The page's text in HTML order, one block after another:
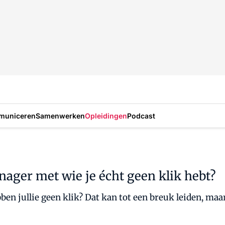
SamenwerkenOpleidingenPodcast
met wie je écht geen klik hebt?
jullie geen klik? Dat kan tot een breuk leiden,